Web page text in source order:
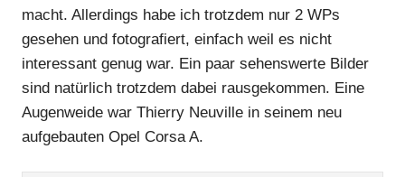
macht. Allerdings habe ich trotzdem nur 2 WPs
gesehen und fotografiert, einfach weil es nicht
interessant genug war. Ein paar sehenswerte Bilder
sind natürlich trotzdem dabei rausgekommen. Eine
Augenweide war Thierry Neuville in seinem neu
aufgebauten Opel Corsa A.